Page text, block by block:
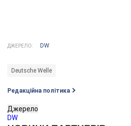
ДЖЕРЕЛО: DW
Deutsche Welle
Редакційна політика
Джерело
DW